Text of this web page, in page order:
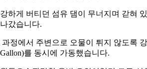
하게 버티던 섬유 댐이 무너지며 갇혀
갔습니다.
과정에서 주변으로 오물이 튀지 않도록
를 동시에 가동했습니다.